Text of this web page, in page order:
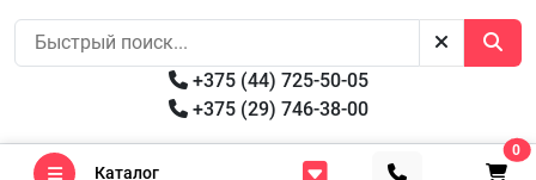
+375 (44) 725-50-05
+375 (29) 746-38-00
Каталог
0